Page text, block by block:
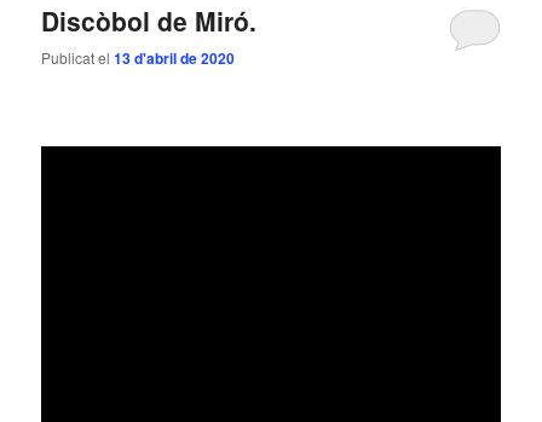
principal
secundari
Discòbol de Miró.
Publicat el13 d'abril de 2020